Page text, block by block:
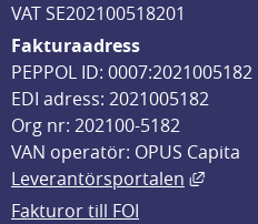
VAT SE202100518201
Fakturaadress
PEPPOL ID: 0007:2021005182
EDI adress: 2021005182
Org nr: 202100-5182
VAN operatör: OPUS Capita
Leverantörsportalen
Länk
Fakturor till FOI